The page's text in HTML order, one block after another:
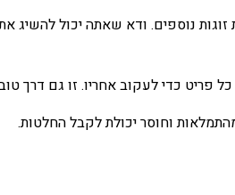
נוספים. ודא שאתה יכול
כדי לעקוב אחריו. זו גם דרך
וחוסר יכולת לקבל החלטות.